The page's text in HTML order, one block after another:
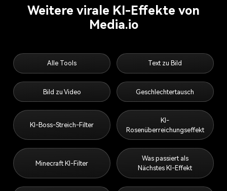
Weitere virale KI-Effekte von
Media.io
Alle Tools Text zu Bild
Bild zu Video Geschlechtertausch
KI-Boss-Streich-Filter
KI-
Rosenüberreichungseffekt
Minecraft KI-Filter
Was passiert als
Nächstes KI-Effekt